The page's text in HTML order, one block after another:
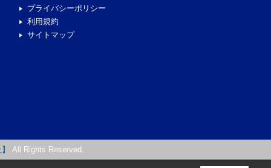
プライバシーポリシー
利用規約
サイトマップ
All Rights Reserved.